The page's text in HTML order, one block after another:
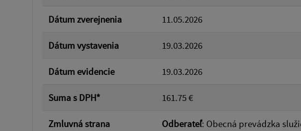
Dátum zverejnenia 11.05.2026
Dátum vystavenia 19.03.2026
Dátum evidencie 19.03.2026
Suma s DPH* 161.75 €
Zmluvná strana Odberateľ: Obecná prevádzka